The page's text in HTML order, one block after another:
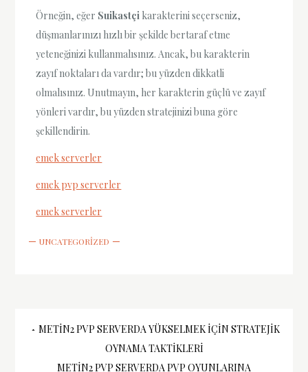
Örneğin, eğer Suikastçi karakterini seçerseniz,
düşmanlarınızı hızlı bir şekilde bertaraf etme
yeteneğinizi kullanmalısınız. Ancak, bu karakterin
zayıf noktaları da vardır; bu yüzden dikkatli
olmalısınız. Unutmayın, her karakterin güçlü ve zayıf
yönleri vardır, bu yüzden stratejinizi buna göre
şekillendirin.
emek serverler
emek pvp serverler
emek serverler
UNCATEGORIZED
Yazı
METIN2 PVP SERVERDA YÜKSELMEK İÇIN STRATEJIK
OYNAMA TAKTIKLERI
METIN2 PVP SERVERDA PVP OYUNLARINA